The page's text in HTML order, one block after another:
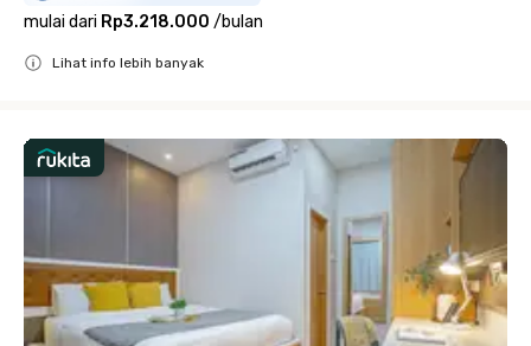
mulai dari Rp3.218.000 /bulan
Lihat info lebih banyak